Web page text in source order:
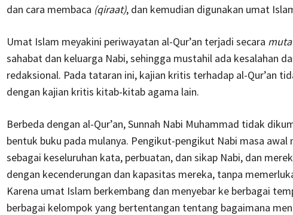
dan cara membaca (qiraat), dan kemudian digunakan umat
Umat Islam meyakini periwayatan al-Qur’an terjadi secara
sahabat dan keluarga Nabi, sehingga mustahil ada kesalahan
redaksional. Pada tataran ini, kajian kritis terhadap al-Qur’an
dengan kajian kritis kitab-kitab agama lain.
Berbeda dengan al-Qur’an, Sunnah Nabi Muhammad tidak
bentuk buku pada mulanya. Pengikut-pengikut Nabi masa awal
sebagai keseluruhan kata, perbuatan, dan sikap Nabi, dan
dengan kecenderungan dan kapasitas mereka, tanpa
Karena umat Islam berkembang dan menyebar ke berbagai
berbagai kelompok yang bertentangan tentang bagaimana